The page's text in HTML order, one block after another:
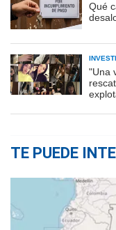
Qué
"Una
TE PUEDE